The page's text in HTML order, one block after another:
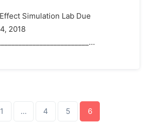
Simulation Lab Due
2018
1 … 4 5 6